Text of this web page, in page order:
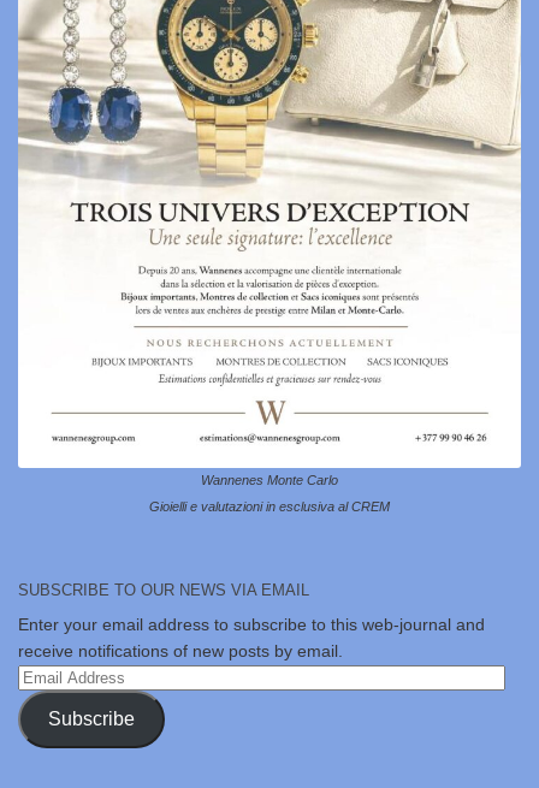
Wannenes Monte Carlo
Gioielli e valutazioni in esclusiva al CREM
SUBSCRIBE TO OUR NEWS VIA EMAIL
Enter your email address to subscribe to this web-journal and
receive notifications of new posts by email.
Email
Address
Subscribe